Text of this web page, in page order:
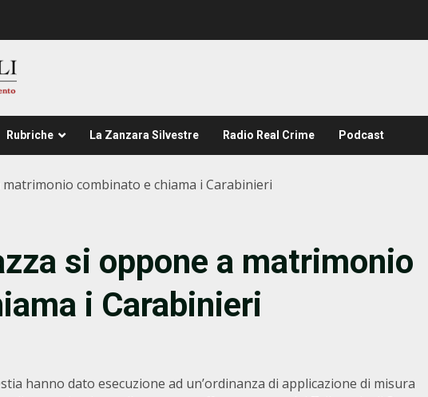
Rubriche La Zanzara Silvestre Radio Real Crime Podcast
combinato e chiama i Carabinieri
si oppone a matrimonio
i Carabinieri
hanno dato esecuzione ad un’ordinanza di applicazione di misura